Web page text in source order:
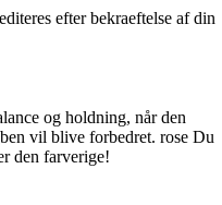
efter bekraeftelse af din
og holdning, når den
vil blive forbedret. rose Du
den farverige!